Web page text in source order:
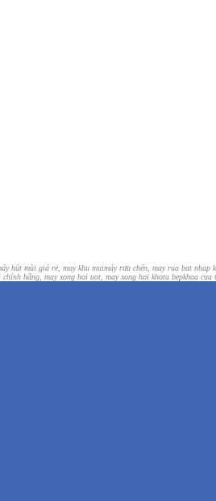
hút mùi giá rẻ, may khu muimáy rửa chén, may rua bat nhap
chính hãng, may xong hoi uot, may xong hoi khotu bepkhoa cua